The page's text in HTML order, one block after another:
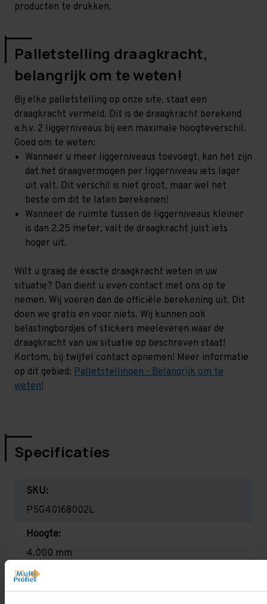
producten te drukken.
Palletstelling draagkracht,
belangrijk om te weten!
Bij elke palletstelling op onze site, staat een
draagkracht vermeld. Dit is de draagkracht berekend
a.h.v. 2 liggerniveaus bij een maximale hoogteverschil.
Goed om te weten:
Wanneer u meer liggerniveaus toevoegt, kan het zijn
dat het draagvermogen per liggerniveau iets lager
uit valt. Dit verschil is niet groot, maar wel het
beste om dit te laten berekenen!
Wanneer de ruimte tussen de liggerniveaus kleiner
is dan 2,25 meter, valt de draagkracht juist iets
hoger uit.
Wilt u graag de exacte draagkracht weten in uw
situatie? Dan dient u even contact met ons op te
nemen. Wij voeren dan de officiële berekening uit. Dit
doen we gratis en voor niets. Wij kunnen ook
belastingbordjes of stickers meeleveren waar de
draagkracht van uw situatie op beschreven staat!
Kortom, bij twijfel contact opnemen! Meer informatie
op dit gebied: Palletstellingen - Belangrijk om te
weten!
Specificaties
SKU:
PSG40168002L
Hoogte:
4.000 mm
Diepte: